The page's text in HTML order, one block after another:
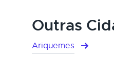
Outras
Ariquemes